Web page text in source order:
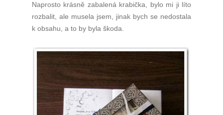
Naprosto krásně zabalená krabička, bylo mi ji líto
rozbalit, ale musela jsem, jinak bych se nedostala
k obsahu, a to by byla škoda.